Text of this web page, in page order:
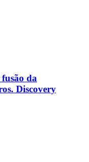
da
Discovery